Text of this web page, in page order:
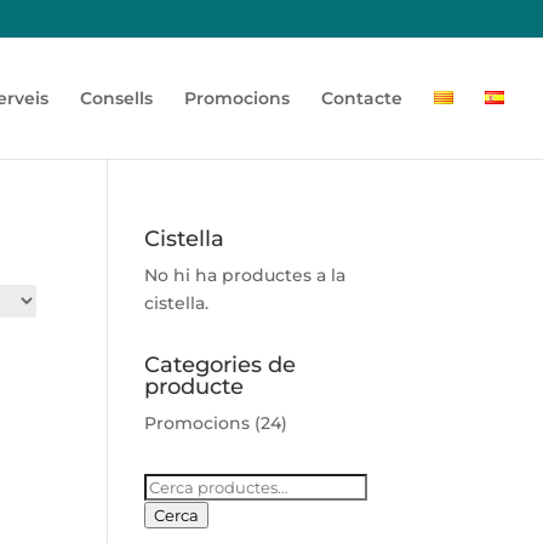
Consells Promocions Contacte
Cistella
No hi ha productes a la
cistella.
Categories de
producte
Promocions (24)
Cerca:
Cerca